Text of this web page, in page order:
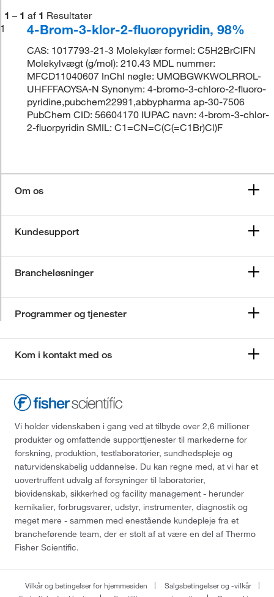
1 – 1 af 1 Resultater
1
4-Brom-3-klor-2-fluoropyridin, 98%
CAS: 1017793-21-3 Molekylær formel: C5H2BrClFN
Molekylvægt (g/mol): 210.43 MDL nummer:
MFCD11040607 InChI nøgle: UMQBGWKWOLRROL-
UHFFFAOYSA-N Synonym: 4-bromo-3-chloro-2-fluoro-
pyridine,pubchem22991,abbypharma ap-30-7506
PubChem CID: 56604170 IUPAC navn: 4-brom-3-chlor-
2-fluorpyridin SMIL: C1=CN=C(C(=C1Br)Cl)F
Om os
Kundesupport
Brancheløsninger
Programmer og tjenester
Kom i kontakt med os
Vi holder videnskaben i gang ved at tilbyde over 2,6 millioner
produkter og omfattende supporttjenester til markederne for
forskning, produktion, testlaboratorier, sundhedspleje og
naturvidenskabelig uddannelse. Du kan regne med, at vi har et
uovertruffent udvalg af forsyninger til laboratorier,
biovidenskab, sikkerhed og facility management - herunder
kemikalier, forbrugsvarer, udstyr, instrumenter, diagnostik og
meget mere - sammen med enestående kundepleje fra et
brancheførende team, der er stolt af at være en del af Thermo
Fisher Scientific.
Vilkår og betingelser for hjemmesiden
Salgsbetingelser og -vilkår